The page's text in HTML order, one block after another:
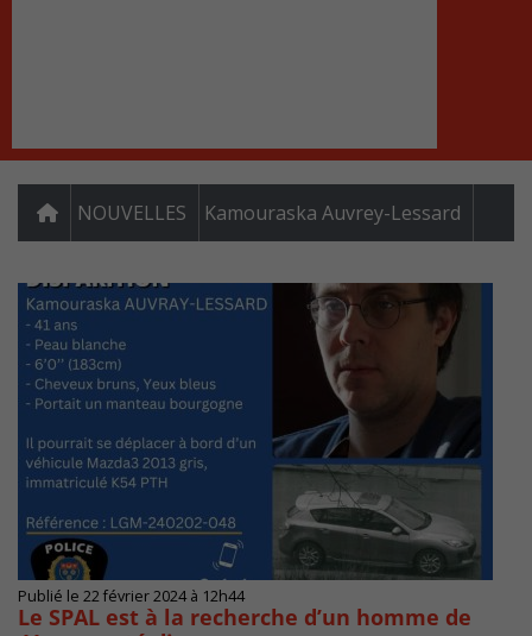
NOUVELLES Kamouraska Auvrey-Lessard
Publié le 22 février 2024 à 12h44
Le SPAL est à la recherche d’un homme de